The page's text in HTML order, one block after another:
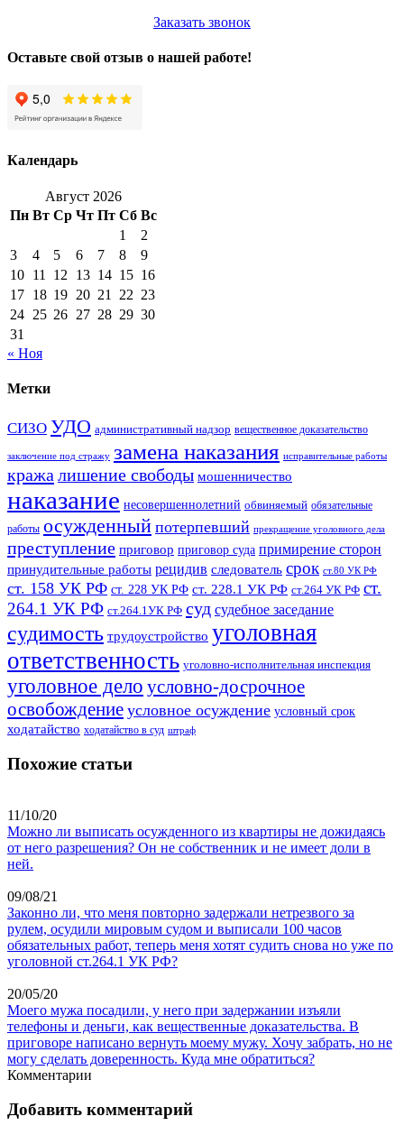
Заказать звонок
Оставьте свой отзыв о нашей работе!
Календарь
Август 2026
Пн Вт Ср Чт Пт Сб Вс
1
2
3
4 5 6 7 8
9
10 11 12 13 14 15 16
17 18 19 20 21 22 23
24 25 26 27 28 29 30
31
« Ноя
Метки
СИЗО УДО административный надзор вещественное доказательство
заключение под стражу замена наказания исправительные работы
кража лишение свободы мошенничество
наказание несовершеннолетний обвиняемый обязательные
работы осужденный потерпевший прекращение уголовного дела
преступление приговор приговор суда примирение сторон
принудительные работы рецидив следователь срок ст.80 УК РФ
ст. 158 УК РФ ст. 228 УК РФ ст. 228.1 УК РФ ст.264 УК РФ ст.
264.1 УК РФ ст.264.1УК РФ суд судебное заседание
судимость трудоустройство уголовная
ответственность уголовно-исполнительная инспекция
уголовное дело условно-досрочное
освобождение условное осуждение условный срок
ходатайство ходатайство в суд штраф
Похожие статьи
11/10/20
Можно ли выписать осужденного из квартиры не дожидаясь
от него разрешения? Он не собственник и не имеет доли в
ней.
09/08/21
Законно ли, что меня повторно задержали нетрезвого за
рулем, осудили мировым судом и выписали 100 часов
обязательных работ, теперь меня хотят судить снова но уже по
уголовной ст.264.1 УК РФ?
20/05/20
Моего мужа посадили, у него при задержании изъяли
телефоны и деньги, как вещественные доказательства. В
приговоре написано вернуть моему мужу. Хочу забрать, но не
могу сделать доверенность. Куда мне обратиться?
Комментарии
Добавить комментарий